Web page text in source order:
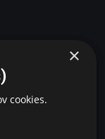
×
cookies.